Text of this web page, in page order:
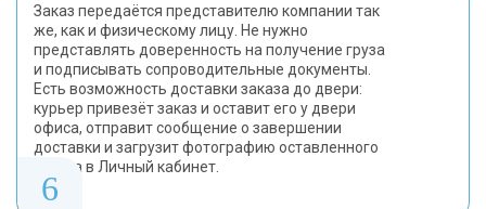
6
Заказ передаётся представителю компании так
же, как и физическому лицу. Не нужно
представлять доверенность на получение груза
и подписывать сопроводительные документы.
Есть возможность доставки заказа до двери:
курьер привезёт заказ и оставит его у двери
офиса, отправит сообщение о завершении
доставки и загрузит фотографию оставленного
заказа в Личный кабинет.